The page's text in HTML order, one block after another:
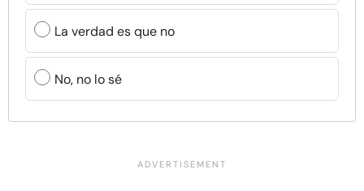
La verdad es que no
No, no lo sé